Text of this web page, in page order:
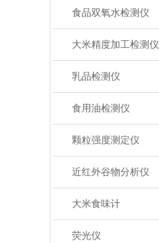
食品双氧水检测仪
大米精度加工检测仪
乳品检测仪
食用油检测仪
颗粒强度测定仪
近红外谷物分析仪
大米食味计
荧光仪